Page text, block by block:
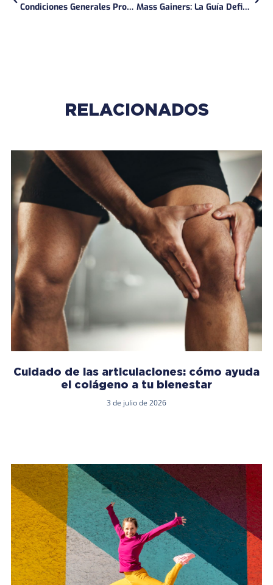
Condiciones Generales Programa De Afiliados Sport Live Nutrition
Mass Gainers: La Guía Definitiva Para El Aumento De Masa Muscular
RELACIONADOS
Cuidado de las articulaciones: cómo ayuda
el colágeno a tu bienestar
3 de julio de 2026